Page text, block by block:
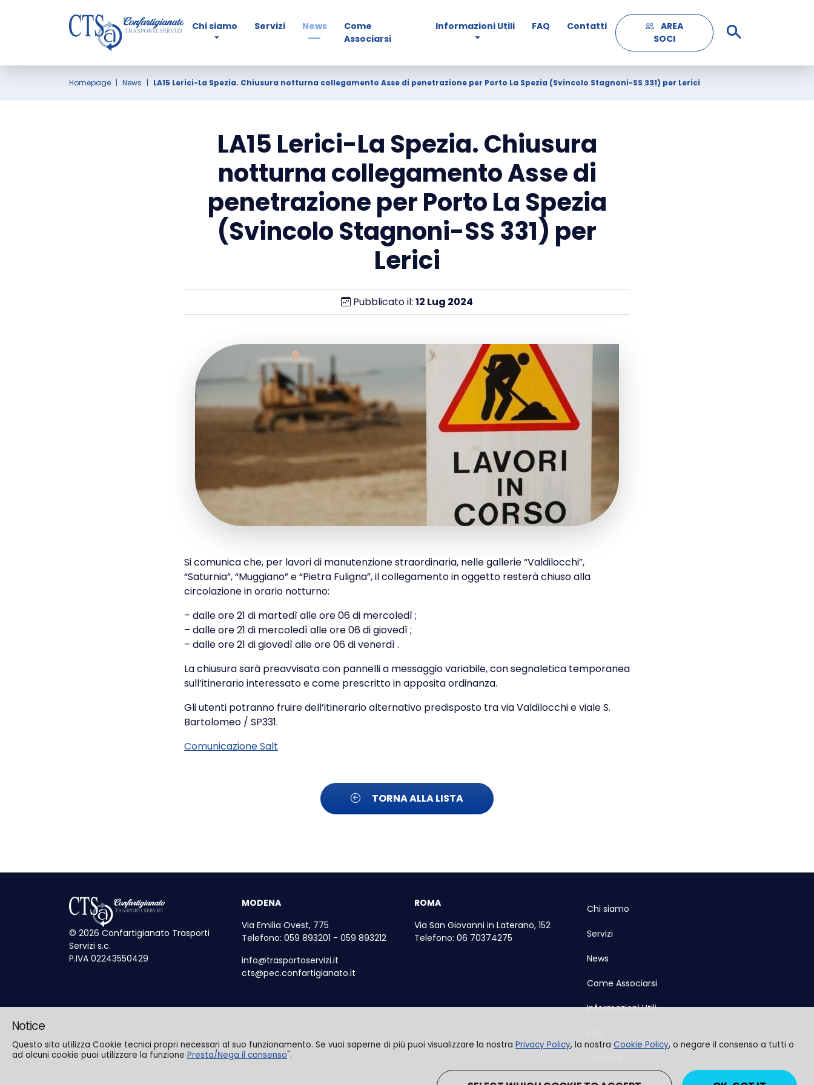
Chi siamo Servizi News
Come
Associarsi
Informazioni Utili FAQ Contatti
AREA
SOCI
Homepage News LA15 Lerici-La Spezia. Chiusura notturna collegamento Asse di penetrazione per Porto La Spezia (Svincolo Stagnoni-SS 331) per Lerici
LA15 Lerici-La Spezia. Chiusura
notturna collegamento Asse di
penetrazione per Porto La Spezia
(Svincolo Stagnoni-SS 331) per
Lerici
Pubblicato il: 12 Lug 2024
Si comunica che, per lavori di manutenzione straordinaria, nelle gallerie “Valdilocchi”,
“Saturnia”, “Muggiano” e “Pietra Fuligna”, il collegamento in oggetto resterà chiuso alla
circolazione in orario notturno:
– dalle ore 21 di martedì alle ore 06 di mercoledì ;
– dalle ore 21 di mercoledì alle ore 06 di giovedì ;
– dalle ore 21 di giovedì alle ore 06 di venerdì .
La chiusura sarà preavvisata con pannelli a messaggio variabile, con segnaletica temporanea
sull’itinerario interessato e come prescritto in apposita ordinanza.
Gli utenti potranno fruire dell’itinerario alternativo predisposto tra via Valdilocchi e viale S.
Bartolomeo / SP331.
Comunicazione Salt
TORNA ALLA LISTA
© 2026 Confartigianato Trasporti
Servizi s.c.
P.IVA 02243550429
MODENA
Via Emilia Ovest, 775
Telefono: 059 893201 - 059 893212
info@trasportoservizi.it
cts@pec.confartigianato.it
ROMA
Via San Giovanni in Laterano, 152
Telefono: 06 70374275
Chi siamo
Servizi
News
Come Associarsi
Informazioni Utili
Notice
Questo sito utilizza Cookie tecnici propri necessari al suo funzionamento. Se vuoi saperne di più puoi visualizzare la nostra Privacy Policy, la nostra Cookie Policy, o negare il consenso a tutti o
ad alcuni cookie puoi utilizzare la funzione Presta/Nega il consenso".